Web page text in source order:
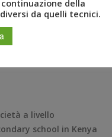
a livello
school in Kenya
della
da quelli tecnici.